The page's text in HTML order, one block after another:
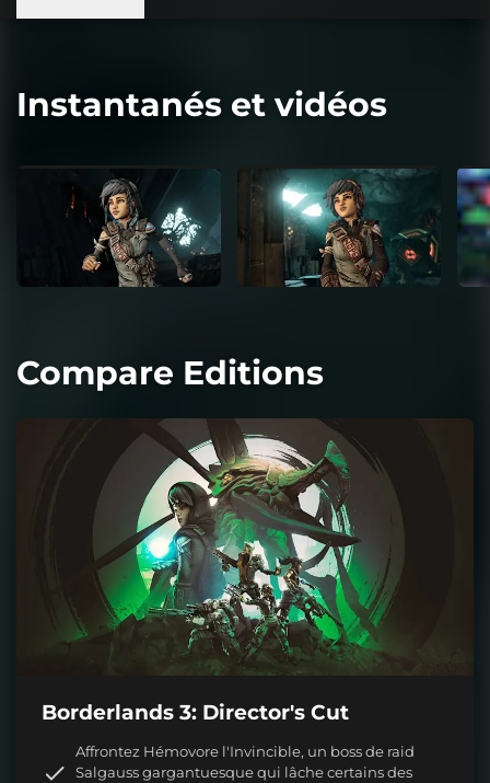
Instantanés et vidéos
Compare Editions
Borderlands 3: Director's Cut
Affrontez Hémovore l'Invincible, un boss de raid
Salgauss gargantuesque qui lâche certains des